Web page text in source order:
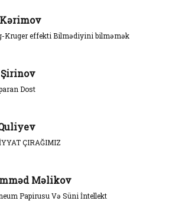
Kruger effekti Bilmədiyini bilməmək
Dost
ÇIRAĞIMIZ
Məlikov
Papirusu Və Süni İntellekt